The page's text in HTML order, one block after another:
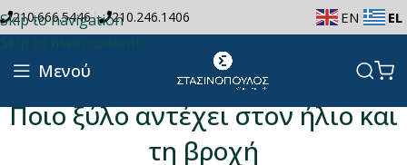
Skip to navigation
Skip to main content
210.666.5446| 210.246.1406 EN EL
Μενού
Ποιο ξύλο αντέχει στον ήλιο και
τη βροχή